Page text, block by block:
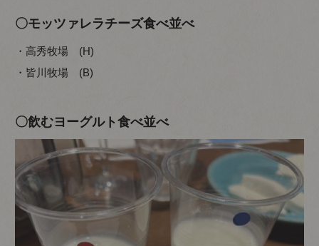
〇モッツァレラチーズ食べ並べ
・高秀牧場 (H)
・皆川牧場 (B)
〇飲むヨーグルト食べ並べ